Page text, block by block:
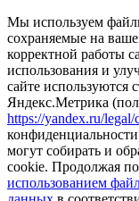
Мы используем
сохраняемые на
корректной работы
использования и
сайте используются
Яндекс.Метрика
https://yandex.ru/
могут собирать и
cookie. Продолжая
использованием